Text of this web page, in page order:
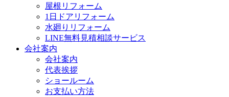
屋根リフォーム
1日ドアリフォーム
水廻りリフォーム
LINE無料見積相談サービス
会社案内
会社案内
代表挨拶
ショールーム
お支払い方法